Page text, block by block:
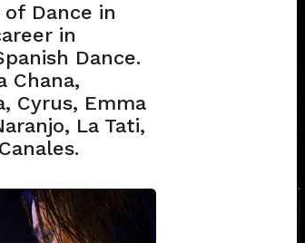
Dance in
in
Dance.
Chana,
Cyrus, Emma
La Tati,